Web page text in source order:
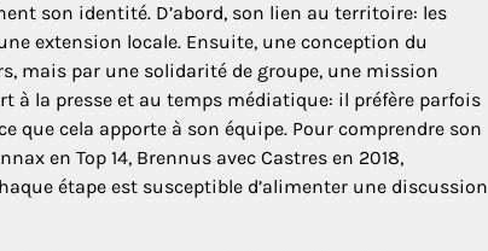
son identité. D’abord, son lien au territoire: les
extension locale. Ensuite, une conception du
mais par une solidarité de groupe, une mission
à la presse et au temps médiatique: il préfère parfois
que cela apporte à son équipe. Pour comprendre son
en Top 14, Brennus avec Castres en 2018,
étape est susceptible d’alimenter une discussion